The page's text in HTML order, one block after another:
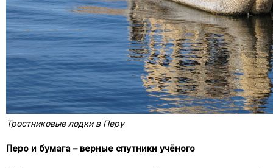
Тростниковые лодки в Перу
Перо и бумага – верные спутники учёного